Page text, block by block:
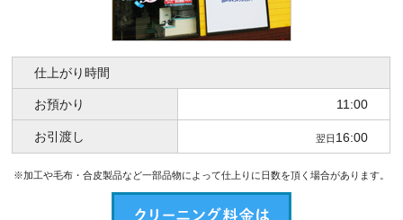
仕上がり時間
お預かり 11:00
お引渡し 翌日 16:00
※加工や毛布・合皮製品など一部品物によって仕上りに日数を頂く場合があります。